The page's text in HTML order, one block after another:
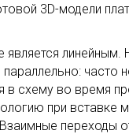
3D-модели
является линейным.
параллельно: часто
в схему во время
при вставке
переходы